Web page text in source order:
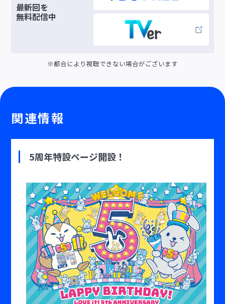
最新回を
無料配信中
※都合により視聴できない場合がございます
関連情報
5周年特設ページ開設！